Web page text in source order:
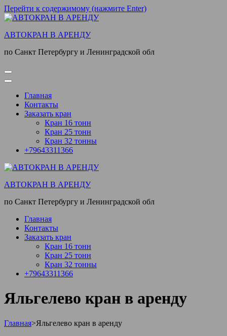
Перейти к содержимому (нажмите Enter)
АВТОКРАН В АРЕНДУ
по Санкт Петербургу и Ленинградской обл
Главная
Контакты
Заказать кран
Кран 16 тонн
Кран 25 тонн
Кран 32 тонны
+79643311366
АВТОКРАН В АРЕНДУ
по Санкт Петербургу и Ленинградской обл
Главная
Контакты
Заказать кран
Кран 16 тонн
Кран 25 тонн
Кран 32 тонны
+79643311366
Яльгелево кран в аренду
Главная>Яльгелево кран в аренду